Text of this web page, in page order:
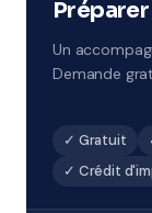
Un
Demande
✓ Gratuit
✓ Crédit